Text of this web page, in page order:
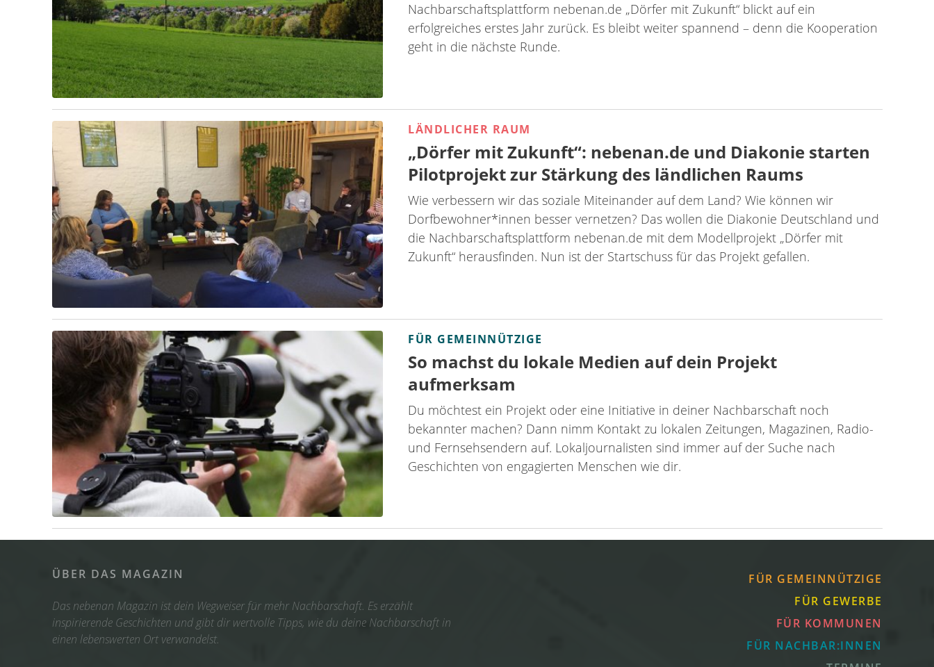
Nachbarschaftsplattform nebenan.de „Dörfer mit Zukunft“ blickt auf ein
erfolgreiches erstes Jahr zurück. Es bleibt weiter spannend – denn die Kooperation
geht in die nächste Runde.
LÄNDLICHER RAUM
„Dörfer mit Zukunft“: nebenan.de und Diakonie starten
Pilotprojekt zur Stärkung des ländlichen Raums
Wie verbessern wir das soziale Miteinander auf dem Land? Wie können wir
Dorfbewohner*innen besser vernetzen? Das wollen die Diakonie Deutschland und
die Nachbarschaftsplattform nebenan.de mit dem Modellprojekt „Dörfer mit
Zukunft“ herausfinden. Nun ist der Startschuss für das Projekt gefallen.
FÜR GEMEINNÜTZIGE
So machst du lokale Medien auf dein Projekt
aufmerksam
Du möchtest ein Projekt oder eine Initiative in deiner Nachbarschaft noch
bekannter machen? Dann nimm Kontakt zu lokalen Zeitungen, Magazinen, Radio-
und Fernsehsendern auf. Lokaljournalisten sind immer auf der Suche nach
Geschichten von engagierten Menschen wie dir.
ÜBER DAS MAGAZIN
Das nebenan Magazin ist dein Wegweiser für mehr Nachbarschaft. Es erzählt
inspirierende Geschichten und gibt dir wertvolle Tipps, wie du deine Nachbarschaft in
einen lebenswerten Ort verwandelst.
FÜR GEMEINNÜTZIGE
FÜR GEWERBE
FÜR KOMMUNEN
FÜR NACHBAR:INNEN